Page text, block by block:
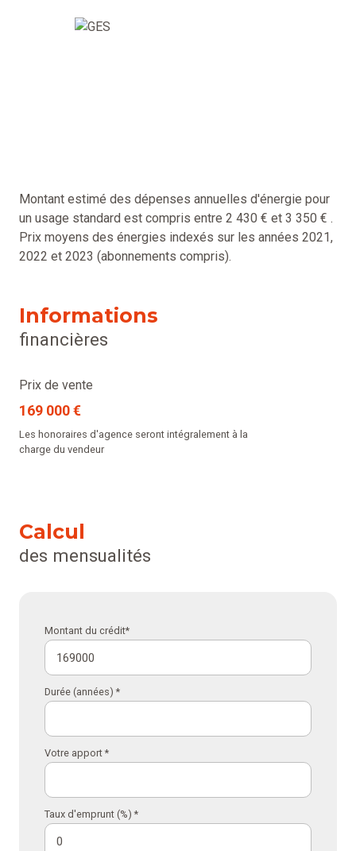
Montant estimé des dépenses annuelles d'énergie pour
un usage standard est compris entre 2 430 € et 3 350 € .
Prix moyens des énergies indexés sur les années 2021,
2022 et 2023 (abonnements compris).
Informations
financières
Prix de vente
169 000 €
Les honoraires d'agence seront intégralement à la
charge du vendeur
Calcul
des mensualités
Montant du crédit*
Durée (années) *
Votre apport *
Taux d'emprunt (%) *